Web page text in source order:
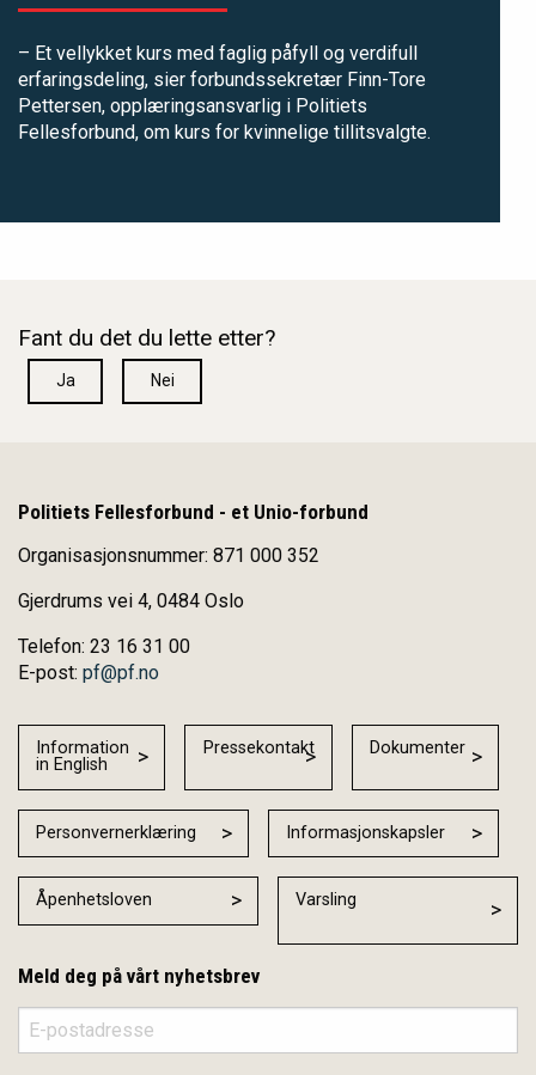
– Et vellykket kurs med faglig påfyll og verdifull
erfaringsdeling, sier forbundssekretær Finn-Tore
Pettersen, opplæringsansvarlig i Politiets
Fellesforbund, om kurs for kvinnelige tillitsvalgte.
Fant du det du lette etter?
Ja Nei
Politiets Fellesforbund - et Unio-forbund
Organisasjonsnummer: 871 000 352
Gjerdrums vei 4, 0484 Oslo
Telefon: 23 16 31 00
E-post: pf@pf.no
Information
in English
Pressekontakt Dokumenter
Personvernerklæring Informasjonskapsler
Åpenhetsloven Varsling
Meld deg på vårt nyhetsbrev